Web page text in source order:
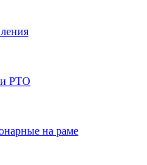
PTO
на раме